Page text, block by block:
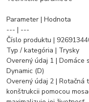
Parameter | Hodnota
--- | ---
Číslo produktu |
Typ / kategória | Trysky
Overený údaj 1 | Domáce
Dynamic (D)
Overený údaj 2 | Rotačná
konštrukcii pomocou